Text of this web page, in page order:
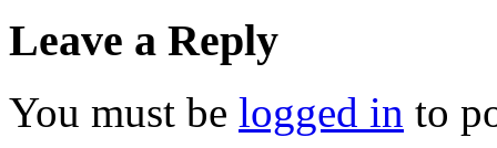
Leave a Reply
You must be logged in to